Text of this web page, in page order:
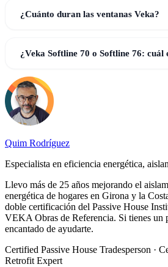
¿Cuánto duran las ventanas Veka?
¿Veka Softline 70 o Softline 76: cuál
Quim Rodríguez
Especialista en eficiencia energética,
Llevo más de 25 años mejorando el
energética de hogares en Girona y la
doble certificación del Passive House
VEKA Obras de Referencia. Si tienes un
encantado de ayudarte.
Certified Passive House Tradesperson ·
Retrofit Expert